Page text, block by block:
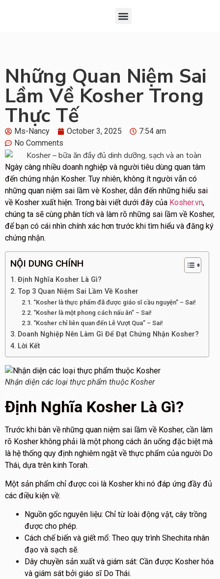
Những Quan Niệm Sai
Lầm Về Kosher Trong
Thực Tế
Ms-Nancy October 3, 2025
7:54 am
No Comments
Ngày càng nhiều doanh nghiệp và người tiêu dùng quan tâm
đến chứng nhận Kosher. Tuy nhiên, không ít người vẫn có
những quan niệm sai lầm vè Kosher, dẫn đến những hiểu sai
về Kosher xuất hiện. Trong bài viết dưới đây của Kosher.vn,
chúng ta sẽ cùng phân tích và làm rõ những sai lầm về Kosher,
để bạn có cái nhìn chính xác hơn trước khi tìm hiểu và đăng ký
chứng nhận.
NỘI DUNG CHÍNH
Định Nghĩa Kosher Là Gì?
Top 3 Quan Niệm Sai Lầm Về Kosher
“Kosher là thực phẩm đã được giáo sĩ cầu nguyện” – Sai!
“Kosher là một phong cách nấu ăn” – Sai!
“Kosher chỉ liên quan đến Lễ Vượt Qua” – Sai!
Doanh Nghiệp Nên Làm Gì Để Đạt Chứng Nhận Kosher?
Lời Kết
Nhận diện các loại thực phẩm thuộc Kosher
Định Nghĩa Kosher Là Gì?
Trước khi bàn về những quan niệm sai lầm về Kosher, cần làm
rõ Kosher không phải là một phong cách ăn uống đặc biệt mà
là hệ thống quy định nghiêm ngặt về thực phẩm của người Do
Thái, dựa trên kinh Torah.
Một sản phẩm chỉ được coi là Kosher khi nó đáp ứng đầy đủ
các điều kiện về:
Nguồn gốc nguyên liệu: Chỉ từ loài động vật, cây trồng
được cho phép.
Cách chế biến và giết mổ: Theo quy trình Shechita nhân
đạo và sạch sẽ.
Dây chuyền sản xuất và giám sát: Cần được Kosher hóa
và giám sát bởi giáo sĩ Do Thái.